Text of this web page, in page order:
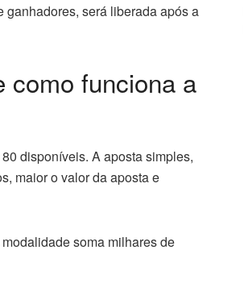
será liberada após a
como funciona a
disponíveis. A aposta simples,
maior o valor da aposta e
soma milhares de